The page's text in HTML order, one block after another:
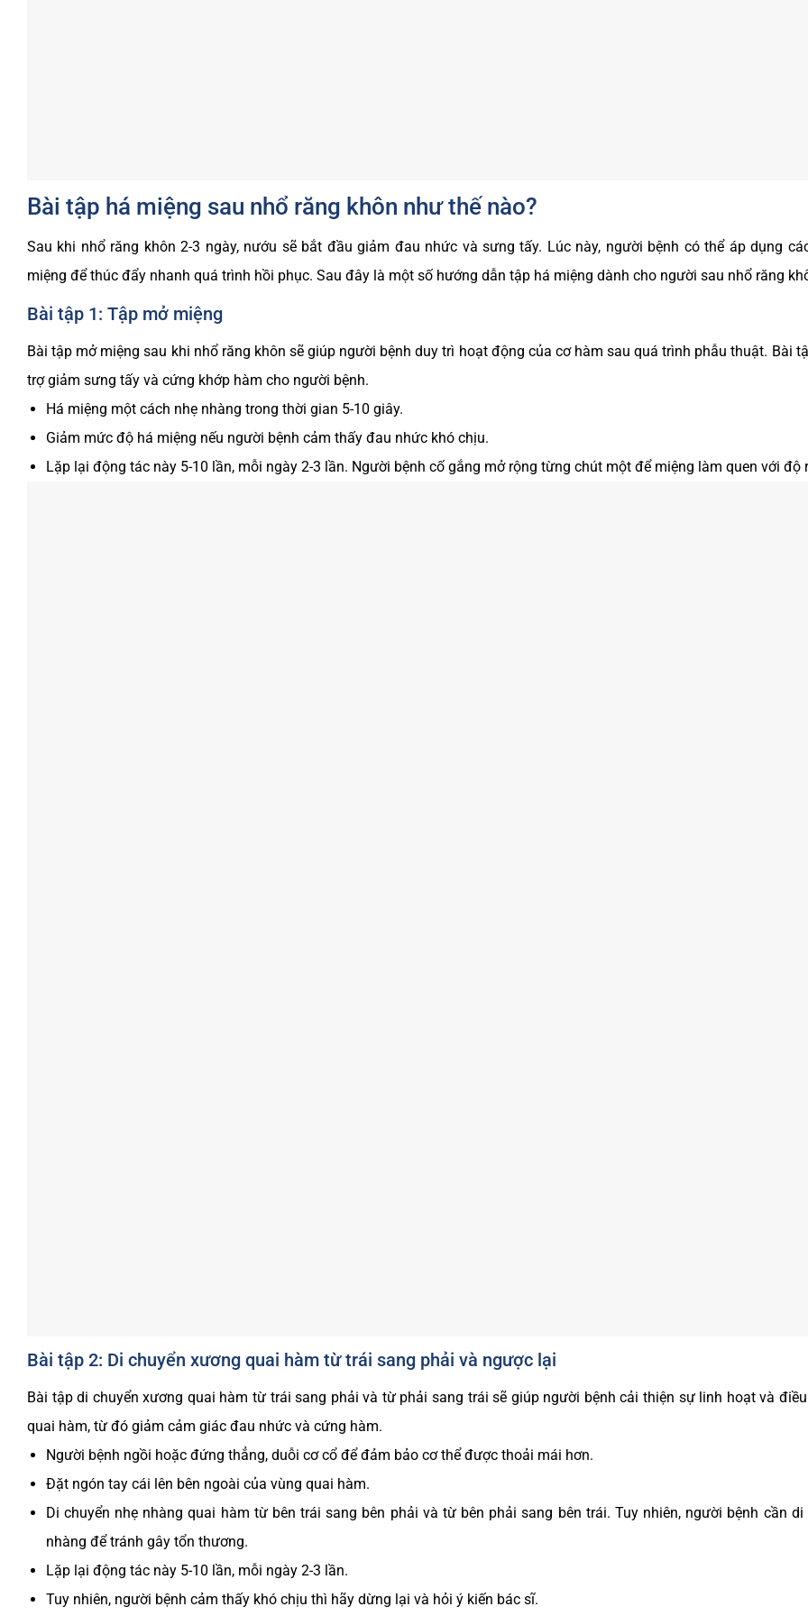
Bài tập há miệng sau nhổ răng khôn như thế nào?
Sau khi nhổ răng khôn 2-3 ngày, nướu sẽ bắt đầu giảm đau nhức và sưng tấy. Lúc này, người bệnh có thể áp dụng
miệng để thúc đẩy nhanh quá trình hồi phục. Sau đây là một số hướng dẫn tập há miệng dành cho người sau nhổ răng
Bài tập 1: Tập mở miệng
Bài tập mở miệng sau khi nhổ răng khôn sẽ giúp người bệnh duy trì hoạt động của cơ hàm sau quá trình phẫu thuật. Bài
trợ giảm sưng tấy và cứng khớp hàm cho người bệnh.
Há miệng một cách nhẹ nhàng trong thời gian 5-10 giây.
Giảm mức độ há miệng nếu người bệnh cảm thấy đau nhức khó chịu.
Lặp lại động tác này 5-10 lần, mỗi ngày 2-3 lần. Người bệnh cố gắng mở rộng từng chút một để miệng làm quen với độ
Bài tập 2: Di chuyển xương quai hàm từ trái sang phải và ngược lại
Bài tập di chuyển xương quai hàm từ trái sang phải và từ phải sang trái sẽ giúp người bệnh cải thiện sự linh hoạt và
quai hàm, từ đó giảm cảm giác đau nhức và cứng hàm.
Người bệnh ngồi hoặc đứng thẳng, duỗi cơ cổ để đảm bảo cơ thể được thoải mái hơn.
Đặt ngón tay cái lên bên ngoài của vùng quai hàm.
Di chuyển nhẹ nhàng quai hàm từ bên trái sang bên phải và từ bên phải sang bên trái. Tuy nhiên, người bệnh cần di
nhàng để tránh gây tổn thương.
Lặp lại động tác này 5-10 lần, mỗi ngày 2-3 lần.
Tuy nhiên, người bệnh cảm thấy khó chịu thì hãy dừng lại và hỏi ý kiến bác sĩ.